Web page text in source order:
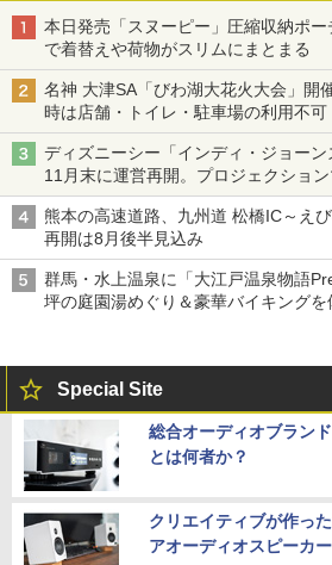
本日発売「スヌーピー」圧縮収納ポ
で着替えや荷物がスリムにまとまる
名神 大津SA「びわ湖大花火大会」開
時は店舗・トイレ・駐車場の利用不可
ディズニーシー「インディ・ジョー
11月末に運営再開。プロジェクショ
は1500円
熊本の高速道路、九州道 松橋IC～え
再開は8月後半見込み
群馬・水上温泉に「大江戸温泉物語
坪の庭園湯めぐり＆豪華バイキングを
Special Site
総合オーディオブラン
とは何者か？
クリエイティブが作っ
アオーディオスピーカ